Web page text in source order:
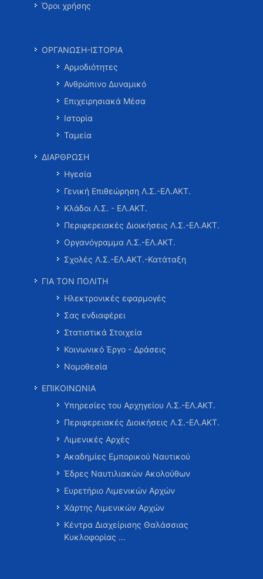
Όροι χρήσης
ΟΡΓΑΝΩΣΗ-ΙΣΤΟΡΙΑ
Αρμοδιότητες
Ανθρώπινο Δυναμικό
Επιχειρησιακά Μέσα
Ιστορία
Ταμεία
ΔΙΑΡΘΡΩΣΗ
Ηγεσία
Γενική Επιθεώρηση Λ.Σ.-ΕΛ.ΑΚΤ.
Κλάδοι Λ.Σ. - ΕΛ.ΑΚΤ.
Περιφερειακές Διοικήσεις Λ.Σ.-ΕΛ.ΑΚΤ.
Οργανόγραμμα Λ.Σ.-ΕΛ.ΑΚΤ.
Σχολές Λ.Σ.-ΕΛ.ΑΚΤ.-Κατάταξη
ΓΙΑ ΤΟΝ ΠΟΛΙΤΗ
Ηλεκτρονικές εφαρμογές
Σας ενδιαφέρει
Στατιστικά Στοιχεία
Κοινωνικό Έργο - Δράσεις
Νομοθεσία
ΕΠΙΚΟΙΝΩΝΙΑ
Υπηρεσίες του Αρχηγείου Λ.Σ.-ΕΛ.ΑΚΤ.
Περιφερειακές Διοικήσεις Λ.Σ.-ΕΛ.ΑΚΤ.
Λιμενικές Αρχές
Ακαδημίες Εμπορικού Ναυτικού
Έδρες Ναυτιλιακών Ακολούθων
Ευρετήριο Λιμενικών Αρχών
Χάρτης Λιμενικών Αρχών
Κέντρα Διαχείρισης Θαλάσσιας
Κυκλοφορίας …